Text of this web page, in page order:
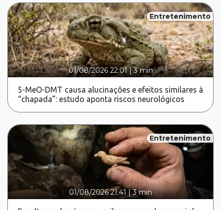
Entretenimento
01/08/2026 22:01|3 min
5-MeO-DMT causa alucinações e efeitos similares à
“chapada”: estudo aponta riscos neurológicos
Entretenimento
01/08/2026 21:41 |3 min